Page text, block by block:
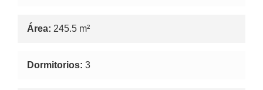
Área: 245.5 m²
Dormitorios: 3